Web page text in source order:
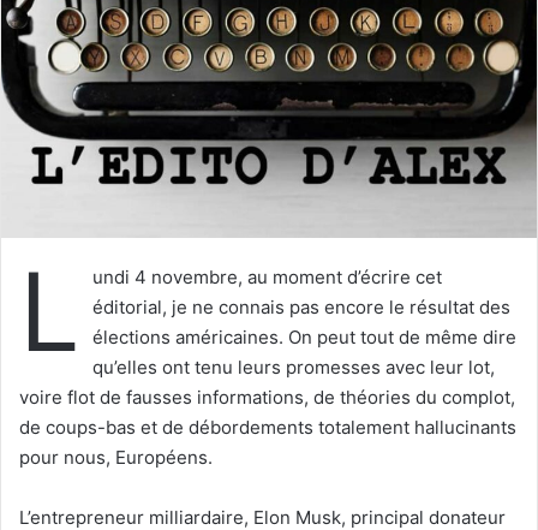
r
u
n
u
r
i
e
L
undi 4 novembre, au moment d’écrire cet
éditorial, je ne connais pas encore le résultat des
élections américaines. On peut tout de même dire
qu’elles ont tenu leurs promesses avec leur lot,
voire flot de fausses informations, de théories du complot,
de coups-bas et de débordements totalement hallucinants
pour nous, Européens.
L’entrepreneur milliardaire, Elon Musk, principal donateur